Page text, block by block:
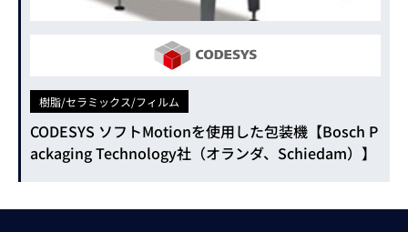
樹脂/セラミックス/フィルム
CODESYS ソフトMotionを使用した包装機【Bosch P
ackaging Technology社（オランダ、Schiedam）】